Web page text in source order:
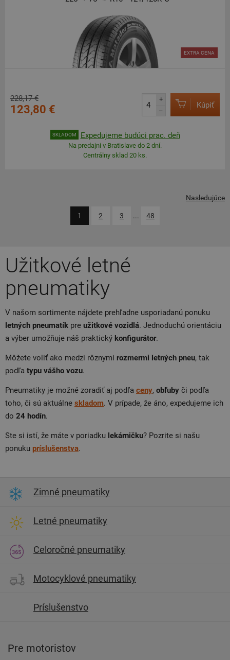
EXTRA CENA
228,17 €
123,80 €
+
–
Kúpiť
SKLADOM Expedujeme budúci prac. deň
Na predajni v Bratislave do 2 dní.
Centrálny sklad 20 ks.
1 2 3 ... 48
Nasledujúce
Užitkové letné
pneumatiky
V našom sortimente nájdete prehľadne usporiadanú ponuku
letných pneumatík pre užitkové vozidlá. Jednoduchú orientáciu
a výber umožňuje náš praktický konfigurátor.
Môžete voliť ako medzi rôznymi rozmermi letných pneu, tak
podľa typu vášho vozu.
Pneumatiky je možné zoradiť aj podľa ceny, obľuby či podľa
toho, či sú aktuálne skladom. V prípade, že áno, expedujeme ich
do 24 hodín.
Ste si istí, že máte v poriadku lekárničku? Pozrite si našu
ponuku príslušenstva.
Zimné pneumatiky
Letné pneumatiky
Celoročné pneumatiky
Motocyklové pneumatiky
Príslušenstvo
Pre motoristov